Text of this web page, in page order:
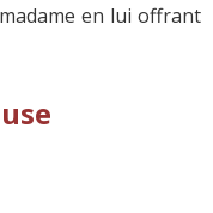
en lui offrant